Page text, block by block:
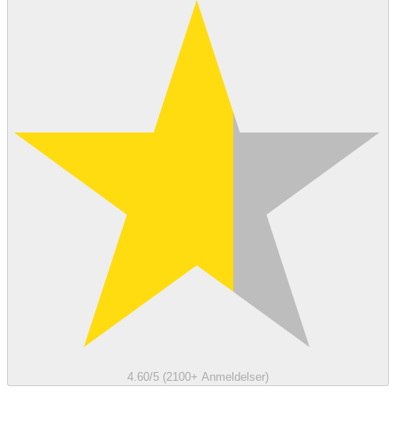
4.60/5 (2100+ Anmeldelser)